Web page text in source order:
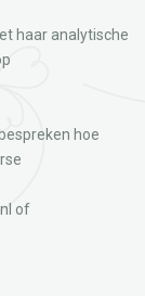
haar analytische
hoe
of